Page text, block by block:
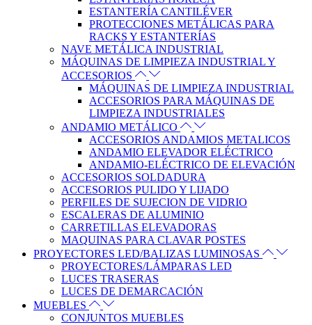
ESTANTERÍA CANTILÉVER
PROTECCIONES METÁLICAS PARA
RACKS Y ESTANTERÍAS
NAVE METÁLICA INDUSTRIAL
MÁQUINAS DE LIMPIEZA INDUSTRIAL Y
ACCESORIOS
MÁQUINAS DE LIMPIEZA INDUSTRIAL
ACCESORIOS PARA MÁQUINAS DE
LIMPIEZA INDUSTRIALES
ANDAMIO METÁLICO
ACCESORIOS ANDAMIOS METALICOS
ANDAMIO ELEVADOR ELÉCTRICO
ANDAMIO-ELÉCTRICO DE ELEVACIÓN
ACCESORIOS SOLDADURA
ACCESORIOS PULIDO Y LIJADO
PERFILES DE SUJECION DE VIDRIO
ESCALERAS DE ALUMINIO
CARRETILLAS ELEVADORAS
MAQUINAS PARA CLAVAR POSTES
PROYECTORES LED/BALIZAS LUMINOSAS
PROYECTORES/LÁMPARAS LED
LUCES TRASERAS
LUCES DE DEMARCACIÓN
MUEBLES
CONJUNTOS MUEBLES